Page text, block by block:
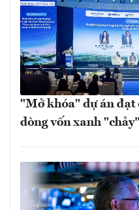
"Mở khóa" dự án đạt
dòng vốn xanh